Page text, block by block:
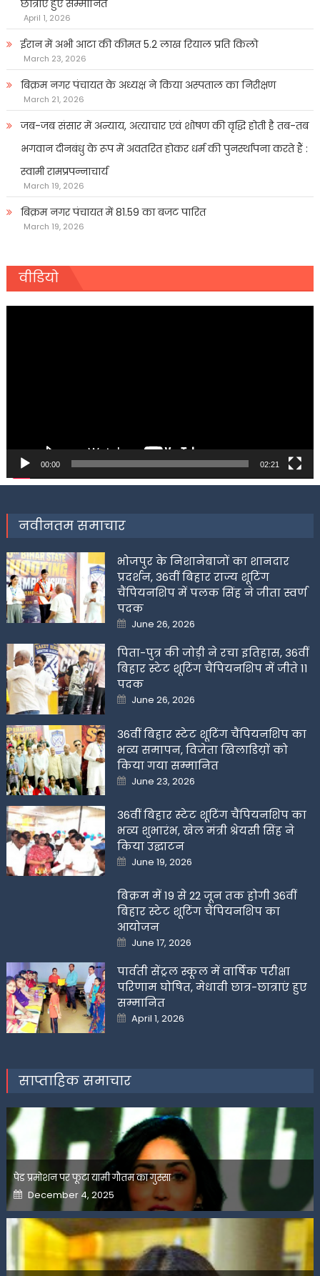
छात्राएं हुए सम्मानित
April 1, 2026
ईरान में अभी आटा की कीमत 5.2 लाख रियाल प्रति किलो
March 23, 2026
बिक्रम नगर पंचायत के अध्यक्ष ने किया अस्पताल का निरीक्षण
March 21, 2026
जब-जब संसार में अन्याय, अत्याचार एवं शोषण की वृद्धि होती है तब-तब
भगवान दीनबंधु के रूप में अवतरित होकर धर्म की पुनर्स्थापना करते हैं :
स्वामी रामप्रपन्नाचार्य
March 19, 2026
बिक्रम नगर पंचायत में 81.59 का बजट पारित
March 19, 2026
वीडियो
00:00 02:21
नवीनतम समाचार
भोजपुर के निशानेबाजों का शानदार
प्रदर्शन, 36वीं बिहार राज्य शूटिंग
चैंपियनशिप में पलक सिंह ने जीता स्वर्ण
पदक
Posted
on
June 26, 2026
पिता-पुत्र की जोड़ी ने रचा इतिहास, 36वीं
बिहार स्टेट शूटिंग चैंपियनशिप में जीते 11
पदक
Posted
on
June 26, 2026
36वीं बिहार स्टेट शूटिंग चैंपियनशिप का
भव्य समापन, विजेता खिलाडिय़ों को
किया गया सम्मानित
Posted
on
June 23, 2026
36वीं बिहार स्टेट शूटिंग चैंपियनशिप का
भव्य शुभारंभ, खेल मंत्री श्रेयसी सिंह ने
किया उद्घाटन
Posted
on
June 19, 2026
बिक्रम में 19 से 22 जून तक होगी 36वीं
बिहार स्टेट शूटिंग चैंपियनशिप का
आयोजन
Posted
on
June 17, 2026
पार्वती सेंट्रल स्कूल में वार्षिक परीक्षा
परिणाम घोषित, मेधावी छात्र-छात्राएं हुए
सम्मानित
Posted
on
April 1, 2026
साप्ताहिक समाचार
पेड प्रमोशन पर फूटा यामी गौतम का गुस्सा
Posted
on
December 4, 2025